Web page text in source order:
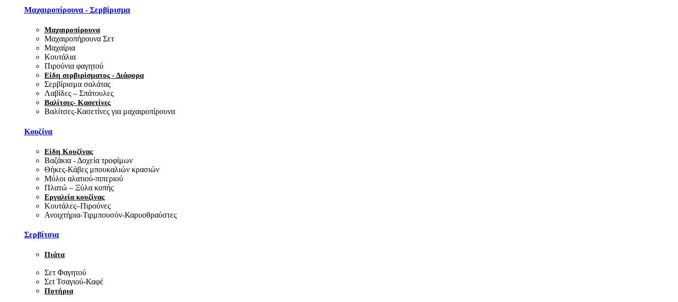
Μαχαιροπίρουνα - Σερβίρισμα
Μαχαιροπίρουνα
Μαχαιροπήρουνα Σετ
Μαχαίρια
Κουτάλια
Πιρούνια φαγητού
Είδη σερβιρίσματος - Διάφορα
Σερβίρισμα σαλάτας
Λαβίδες – Σπάτουλες
Βαλίτσες- Κασετίνες
Βαλίτσες-Κασετίνες για μαχαιροπίρουνα
Κουζίνα
Είδη Κουζίνας
Βαζάκια - Δοχεία τροφίμων
Θήκες-Κάβες μπουκαλιών κρασιών
Μύλοι αλατιού-πιπεριού
Πλατώ – Ξύλα κοπής
Εργαλεία κουζίνας
Κουτάλες–Πιρούνες
Ανοιχτήρια-Τιρμπουσόν-Καρυοθραύστες
Σερβίτσια
Πιάτα
Σετ Φαγητού
Σεt Τσαγιού-Καφέ
Ποτήρια